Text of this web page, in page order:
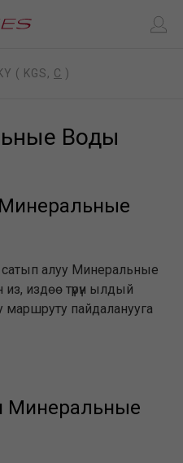
KY ( KGS, C )
Воды
сатып алуу Минеральные
издөө түрүн ылдый
маршруту пайдаланууга
Минеральные